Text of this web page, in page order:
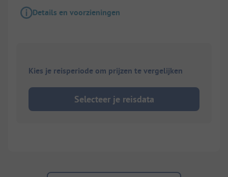
Details en voorzieningen
Kies je reisperiode om prijzen te vergelijken
Selecteer je reisdata